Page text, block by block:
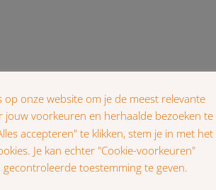
op onze website om je de meest relevante
voorkeuren en herhaalde bezoeken te
accepteren" te klikken, stem je in met het
Je kan echter "Cookie-voorkeuren"
gecontroleerde toestemming te geven.